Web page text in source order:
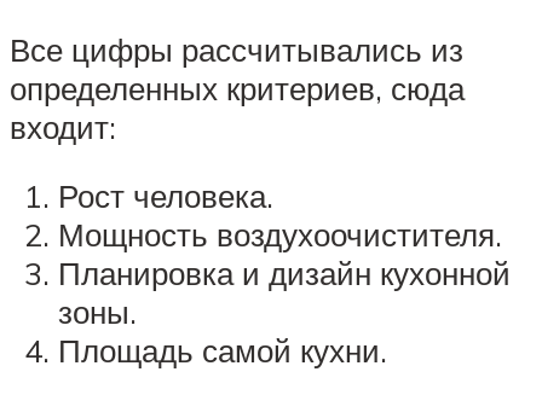
Все цифры рассчитывались из
определенных критериев, сюда
входит:
Рост человека.
Мощность воздухоочистителя.
Планировка и дизайн кухонной
зоны.
Площадь самой кухни.